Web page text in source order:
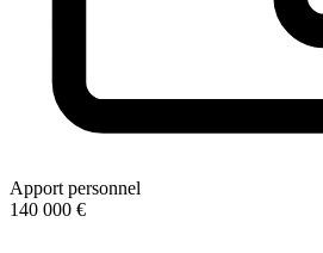
Apport personnel
140 000 €